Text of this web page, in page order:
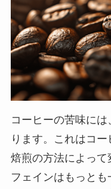
コーヒーの苦味に
ります。これはコ
焙煎の方法によっ
フェインはもっと